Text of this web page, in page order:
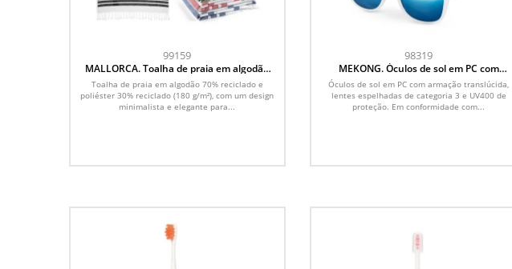
99159
MALLORCA. Toalha de praia em algodão
70% reciclado e poliéster 30% reciclado
(180 g/m²)
Toalha de praia em algodão 70% reciclado e
poliéster 30% reciclado (180 g/m²), com um design
minimalista e elegante para...
98319
MEKONG. Óculos de sol em PC com
armação translúcida
Óculos de sol em PC com armação translúcida,
lentes espelhadas de categoria 3 e UV400 de
proteção. Em conformidade com...